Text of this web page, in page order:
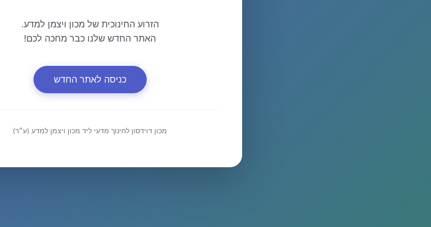
הזרוע החינוכית של מכון ויצמן למדע.
האתר החדש שלנו כבר מחכה לכם!
כניסה לאתר החדש
מכון דוידסון לחינוך מדעי ליד מכון ויצמן למדע (ע״ר)